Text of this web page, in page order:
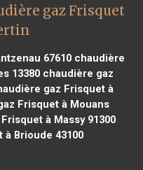
gaz Frisquet
67610 chaudière
13380chaudière gaz
gaz Frisquet à
Frisquet à Mouans
à Massy 91300
Brioude 43100